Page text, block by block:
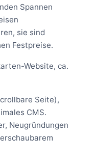
Spannen
sie sind
Festpreise.
Website, ca.
Seite),
CMS.
Neugründungen